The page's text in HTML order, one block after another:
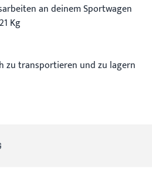
an deinem Sportwagen
Kg
zu transportieren und zu lagern